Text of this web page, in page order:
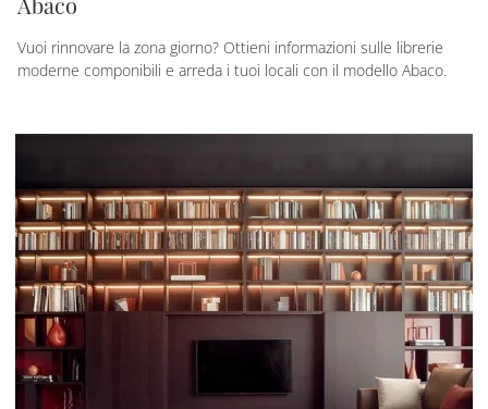
Vuoi rinnovare la zona giorno? Ottieni informazioni sulle librerie
moderne componibili e arreda i tuoi locali con il modello Abaco.